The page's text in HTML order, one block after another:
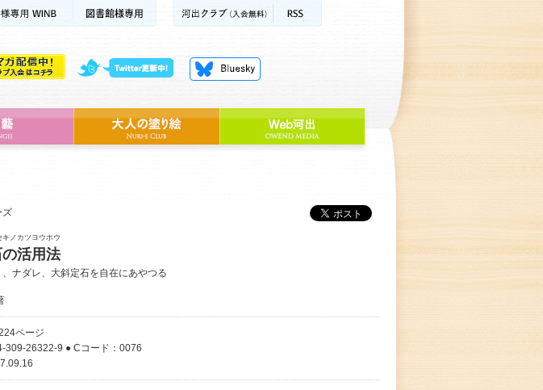
ズ
ノカツヨウホウ
活用法
ナダレ、大斜定石を自在にあやつる
ページ
309-26322-9 ● Cコード：0076